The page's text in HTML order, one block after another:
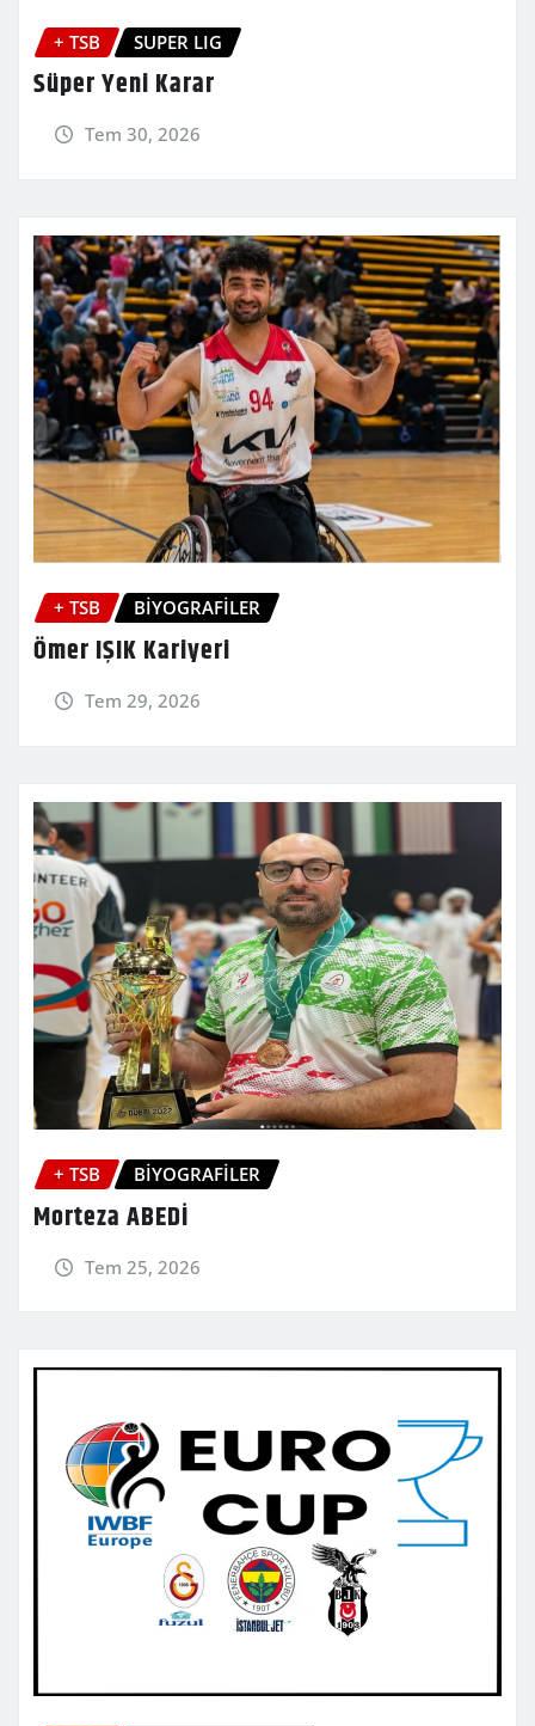
+ TSB SUPER LIG
Süper Yeni Karar
Tem 30, 2026
+ TSB BİYOGRAFİLER
Ömer IŞIK Kariyeri
Tem 29, 2026
+ TSB BİYOGRAFİLER
Morteza ABEDİ
Tem 25, 2026